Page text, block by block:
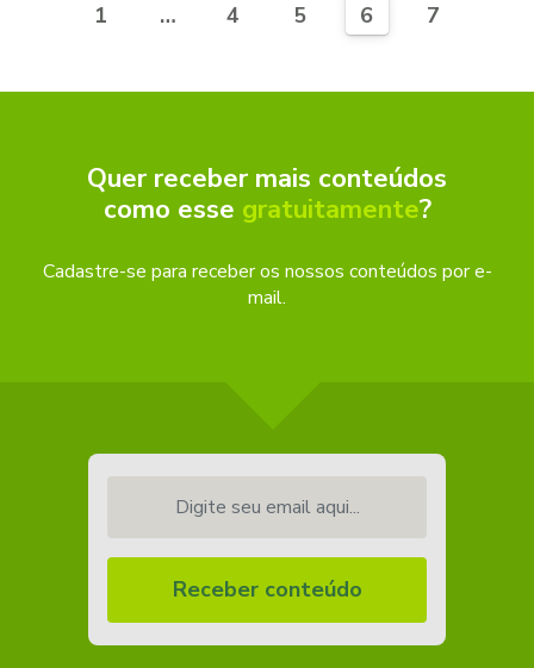
1 … 4 5 6 7
Quer receber mais conteúdos
como esse gratuitamente?
Cadastre-se para receber os nossos conteúdos por e-
mail.
Receber conteúdo